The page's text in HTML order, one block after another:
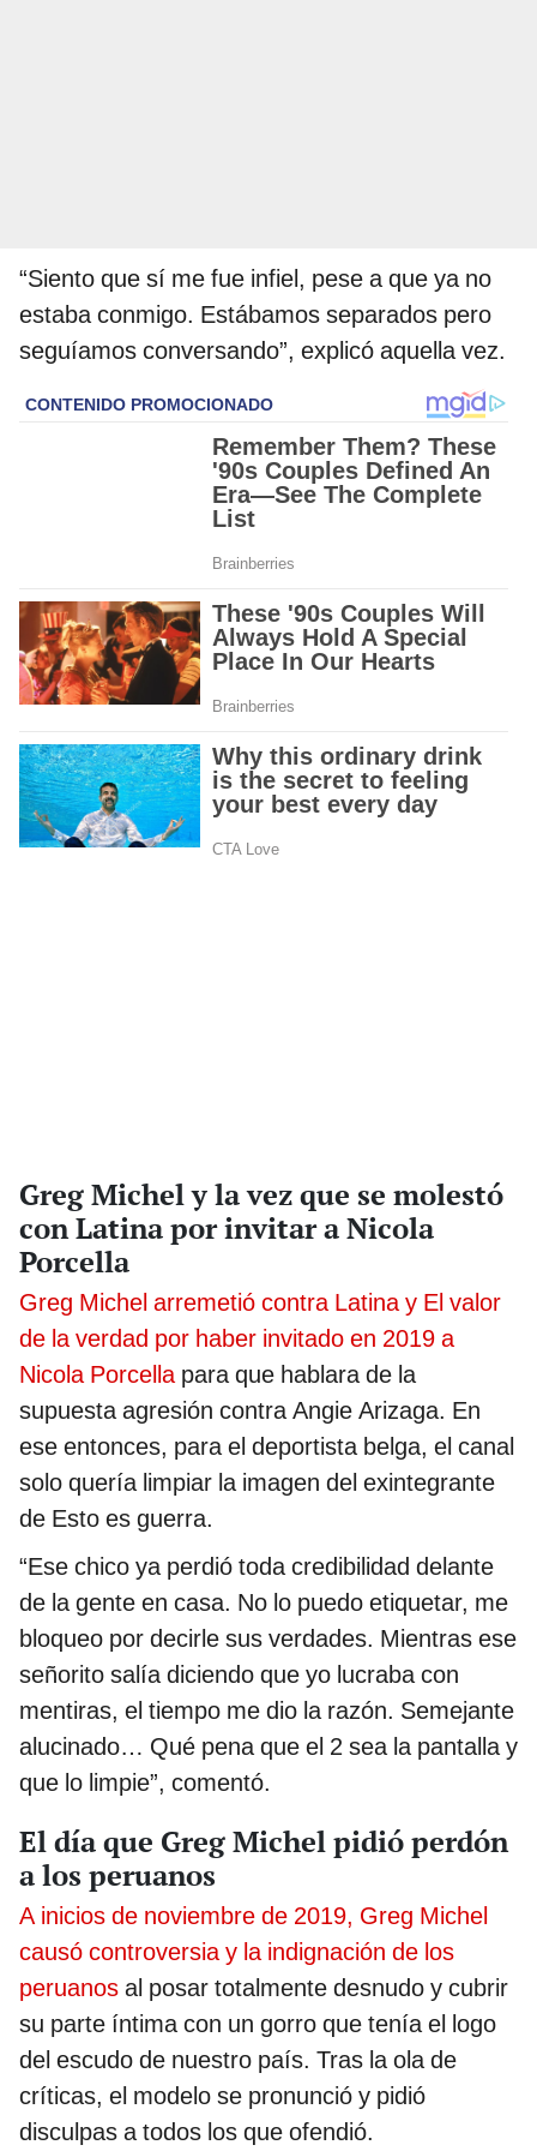
“Siento que sí me fue infiel, pese a que ya no
estaba conmigo. Estábamos separados pero
seguíamos conversando”, explicó aquella vez.
Greg Michel y la vez que se molestó
con Latina por invitar a Nicola
Porcella
Greg Michel arremetió contra Latina y El valor
de la verdad por haber invitado en 2019 a
Nicola Porcellapara que hablara de la
supuesta agresión contra Angie Arizaga. En
ese entonces, para el deportista belga, el canal
solo quería limpiar la imagen del exintegrante
de Esto es guerra.
“Ese chico ya perdió toda credibilidad delante
de la gente en casa. No lo puedo etiquetar, me
bloqueo por decirle sus verdades. Mientras ese
señorito salía diciendo que yo lucraba con
mentiras, el tiempo me dio la razón. Semejante
alucinado… Qué pena que el 2 sea la pantalla y
que lo limpie”, comentó.
El día que Greg Michel pidió perdón
a los peruanos
A inicios de noviembre de 2019, Greg Michel
causó controversia y la indignación de los
peruanos al posar totalmente desnudo y cubrir
su parte íntima con un gorro que tenía el logo
del escudo de nuestro país. Tras la ola de
críticas, el modelo se pronunció y pidió
disculpas a todos los que ofendió.